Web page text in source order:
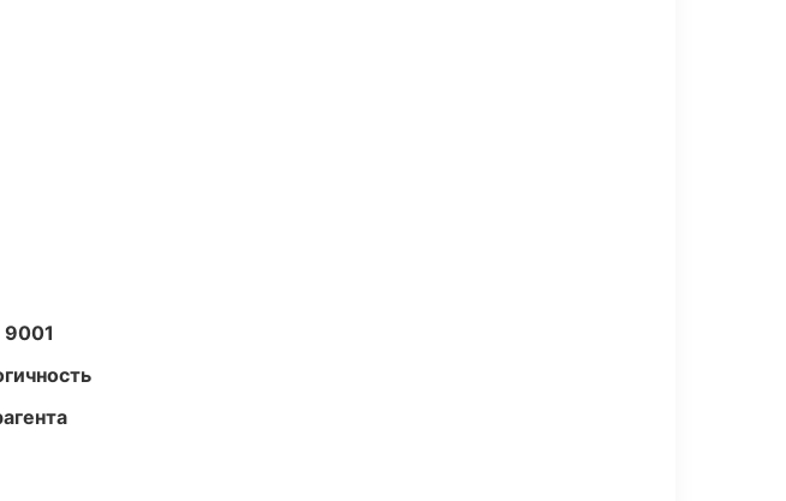
9001